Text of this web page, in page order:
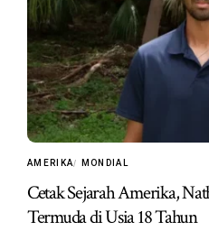
AMERIKA MONDIAL
Cetak Sejarah Amerika,
Termuda di Usia 18 Tahun